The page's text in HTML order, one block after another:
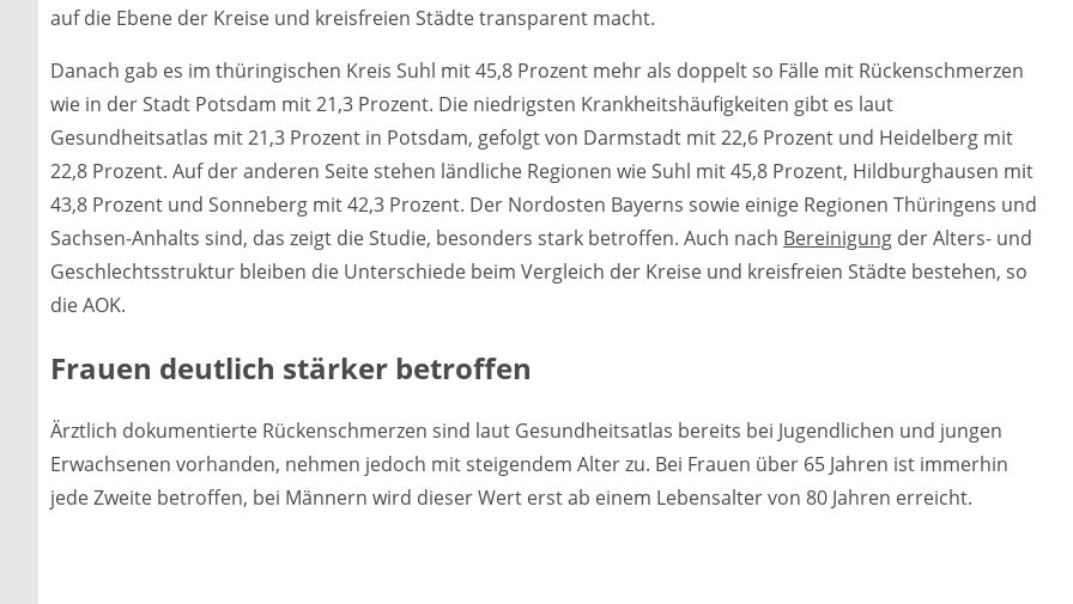
auf die Ebene der Kreise und kreisfreien Städte transparent macht.
Danach gab es im thüringischen Kreis Suhl mit 45,8 Prozent mehr als doppelt so Fälle mit Rückenschmerzen
wie in der Stadt Potsdam mit 21,3 Prozent. Die niedrigsten Krankheitshäufigkeiten gibt es laut
Gesundheitsatlas mit 21,3 Prozent in Potsdam, gefolgt von Darmstadt mit 22,6 Prozent und Heidelberg mit
22,8 Prozent. Auf der anderen Seite stehen ländliche Regionen wie Suhl mit 45,8 Prozent, Hildburghausen mit
43,8 Prozent und Sonneberg mit 42,3 Prozent. Der Nordosten Bayerns sowie einige Regionen Thüringens und
Sachsen-Anhalts sind, das zeigt die Studie, besonders stark betroffen. Auch nach Bereinigung der Alters- und
Geschlechtsstruktur bleiben die Unterschiede beim Vergleich der Kreise und kreisfreien Städte bestehen, so
die AOK.
Frauen deutlich stärker betroffen
Ärztlich dokumentierte Rückenschmerzen sind laut Gesundheitsatlas bereits bei Jugendlichen und jungen
Erwachsenen vorhanden, nehmen jedoch mit steigendem Alter zu. Bei Frauen über 65 Jahren ist immerhin
jede Zweite betroffen, bei Männern wird dieser Wert erst ab einem Lebensalter von 80 Jahren erreicht.